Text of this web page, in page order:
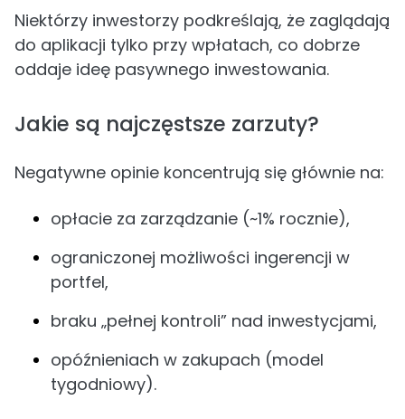
Niektórzy inwestorzy podkreślają, że zaglądają
do aplikacji tylko przy wpłatach, co dobrze
oddaje ideę pasywnego inwestowania.
Jakie są najczęstsze zarzuty?
Negatywne opinie koncentrują się głównie na:
opłacie za zarządzanie (~1% rocznie),
ograniczonej możliwości ingerencji w
portfel,
braku „pełnej kontroli” nad inwestycjami,
opóźnieniach w zakupach (model
tygodniowy).